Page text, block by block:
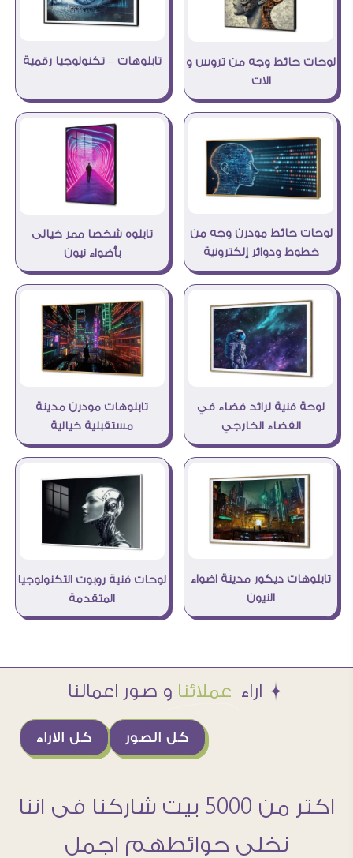
لوحات حائط وجه من تروس و
الات
تابلوهات – تكنولوجيا رقمية
لوحات حائط مودرن وجه من
خطوط ودوائر إلكترونية
تابلوه شخصا ممر خيالى
بأضواء نيون
لوحة فنية لرائد فضاء في
الفضاء الخارجي
تابلوهات مودرن مدينة
مستقبلية خيالية
تابلوهات ديكور مدينة اضواء
النيون
لوحات فنية روبوت التكنولوجيا
المتقدمة
Æ اراء عملائنا و صور اعمالنا
كل الاراء كل الصور
اكتر من 5000 بيت شاركنا فى اننا
نخلى حوائطهم اجمل